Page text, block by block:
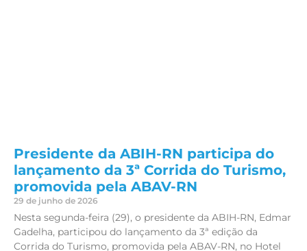
Presidente da ABIH-RN participa do
lançamento da 3ª Corrida do Turismo,
promovida pela ABAV-RN
29 de junho de 2026
Nesta segunda-feira (29), o presidente da ABIH-RN, Edmar
Gadelha, participou do lançamento da 3ª edição da
Corrida do Turismo, promovida pela ABAV-RN, no Hotel